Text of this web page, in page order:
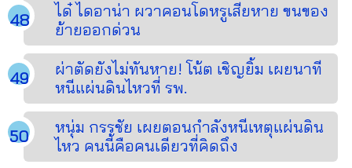
ได๋ ไดอาน่า ผวาคอนโดหรูเสียหาย ขนของ
ย้ายออกด่วน
ผ่าตัดยังไม่ทันหาย! โน้ต เชิญยิ้ม เผยนาที
หนีแผ่นดินไหวที่ รพ.
หนุ่ม กรรชัย เผยตอนกำลังหนีเหตุแผ่นดิน
ไหว คนนี้คือคนเดียวที่คิดถึง